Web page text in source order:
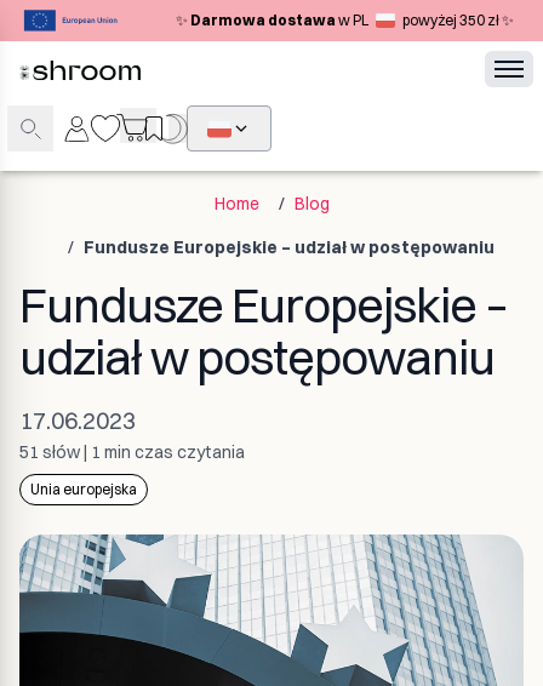
✨ Darmowa dostawaw PL powyżej 350 zł ✨
Home / Blog
/ Fundusze Europejskie – udział w postępowaniu
Fundusze Europejskie –
udział w postępowaniu
17.06.2023
51 słów| 1 min czas czytania
Unia europejska